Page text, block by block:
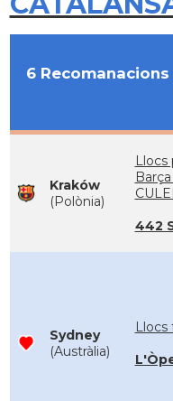
6
Kraków
(Polònia)
Llocs
442
Sydney
(Austràlia)
Llocs